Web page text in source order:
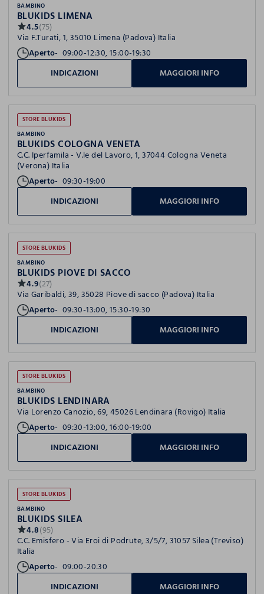
BAMBINO
BLUKIDS LIMENA
4.5(75)
Via F.Turati, 1, 35010 Limena (Padova) Italia
Aperto 09:00-12:30, 15:00-19:30
INDICAZIONI
MAGGIORI INFO
STORE BLUKIDS
BAMBINO
BLUKIDS COLOGNA VENETA
C.C. Iperfamila - V.le del Lavoro, 1, 37044 Cologna Veneta
(Verona) Italia
Aperto 09:30-19:00
INDICAZIONI
MAGGIORI INFO
STORE BLUKIDS
BAMBINO
BLUKIDS PIOVE DI SACCO
4.9(27)
Via Garibaldi, 39, 35028 Piove di sacco (Padova) Italia
Aperto 09:30-13:00, 15:30-19:30
INDICAZIONI
MAGGIORI INFO
STORE BLUKIDS
BAMBINO
BLUKIDS LENDINARA
Via Lorenzo Canozio, 69, 45026 Lendinara (Rovigo) Italia
Aperto 09:30-13:00, 16:00-19:00
INDICAZIONI
MAGGIORI INFO
STORE BLUKIDS
BAMBINO
BLUKIDS SILEA
4.8(95)
C.C. Emisfero - Via Eroi di Podrute, 3/5/7, 31057 Silea (Treviso)
Italia
Aperto 09:00-20:30
INDICAZIONI
MAGGIORI INFO